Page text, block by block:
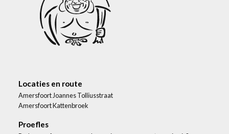
Locaties en route
Amersfoort Joannes Tolliusstraat
Amersfoort Kattenbroek
Proefles